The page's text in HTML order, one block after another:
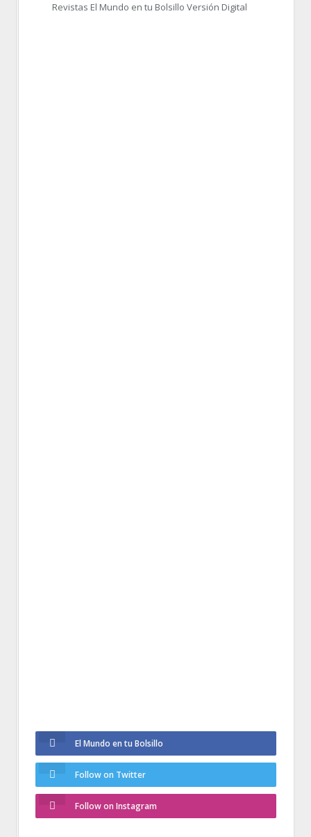
Revistas El Mundo en tu Bolsillo Versión Digital
El Mundo en tu Bolsillo
Follow on Twitter
Follow on Instagram